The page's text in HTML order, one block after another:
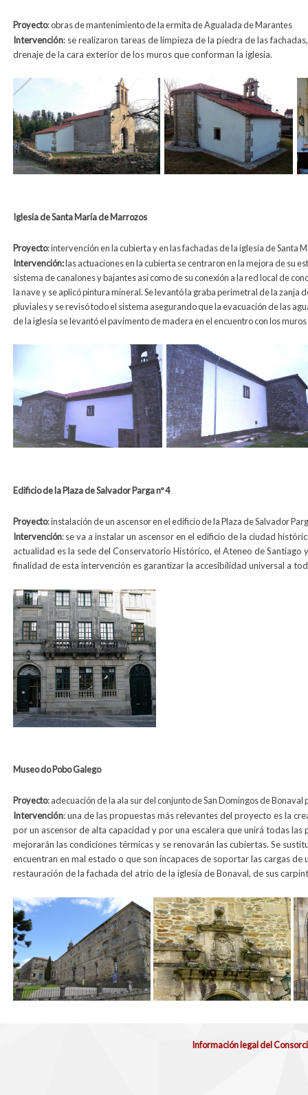
Proyecto: obras de mantenimiento de la ermita de Agualada de Marantes
Intervención: serealizaron tareas de limpieza de la piedra de las
drenaje de la cara exterior de los muros que conforman la iglesia.
Iglesia de Santa María de Marrozos
Proyecto: intervención en la cubierta y en las fachadas de la iglesia de Santa
Intervención:las actuaciones en la cubierta se centraron en la mejora de su
sistema de canalones y bajantes así como de su conexión a la red local de
la nave y se aplicó pintura mineral. Se levantó la graba perimetral de la zanja
pluviales y se revisó todo el sistema asegurando que la evacuación de las
de la iglesia se levantó el pavimento de madera en el encuentro con los
Edificio de la Plaza de Salvador Parga nº 4
Proyecto:instalación de un ascensor en el edificio de la Plaza de Salvador
Intervención:se va a instalar un ascensor en el edificio de la ciudad
actualidad es la sede del Conservatorio Histórico, el Ateneo de Santiago
finalidad de esta intervención es garantizar la accesibilidad universal a
Museo do Pobo Galego
Proyecto:adecuación de la ala sur del conjunto de San Domingos de Bonaval
Intervención: una de las propuestas más relevantes del proyecto es la
por un ascensor de alta capacidad y por una escalera que unirá todas las
mejorarán las condiciones térmicas y se renovarán las cubiertas. Se
encuentran en mal estado o que son incapaces de soportar las cargas de
restauración de la fachada del atrio de la iglesia de Bonaval, de sus
Información legal del